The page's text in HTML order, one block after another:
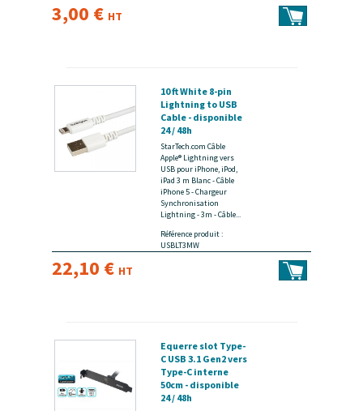
3,00 € HT
10 ft White 8-pin
Lightning to USB
Cable - disponible
24 / 48h
StarTech.com Câble
Apple® Lightning vers
USB pour iPhone, iPod,
iPad 3 m Blanc - Câble
iPhone 5 - Chargeur
Synchronisation
Lightning - 3m - Câble...
Référence produit :
USBLT3MW
22,10 € HT
Equerre slot Type-
C USB 3.1 Gen2 vers
Type-C interne
50cm - disponible
24 / 48h